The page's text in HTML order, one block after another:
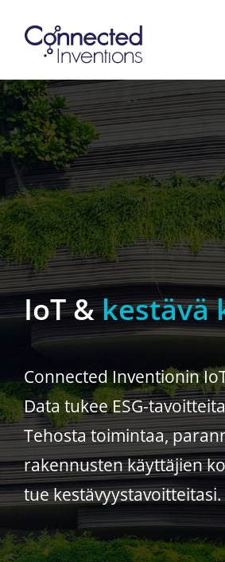
content
IoT &kestävä
Connected Inventionin
Data tukee ESG-
Tehosta toimintaa,
rakennusten käyttäjien
tue kestävyystavoitteitasi.